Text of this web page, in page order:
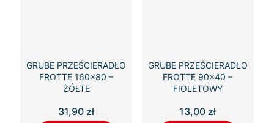
GRUBE PRZEŚCIERADŁO
FROTTE 160×80 –
ŻÓŁTE
31,90 zł
GRUBE PRZEŚCIERADŁO
FROTTE 90×40 –
FIOLETOWY
13,00 zł